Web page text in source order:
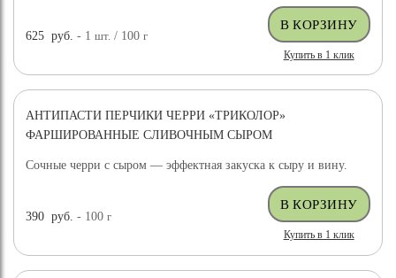
625 руб. - 1шт. / 100г
Купить в 1 клик
АНТИПАСТИ ПЕРЧИКИ ЧЕРРИ «ТРИКОЛОР»
ФАРШИРОВАННЫЕ СЛИВОЧНЫМ СЫРОМ
Сочные черри с сыром — эффектная закуска к сыру и вину.
390 руб. - 100г
Купить в 1 клик